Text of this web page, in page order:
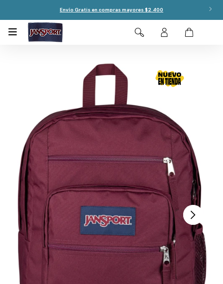
Envío Gratis en compras mayores $2.400
